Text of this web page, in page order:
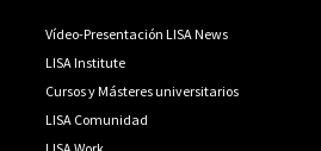
Vídeo-Presentación LISA News
LISA Institute
Cursos y Másteres universitarios
LISA Comunidad